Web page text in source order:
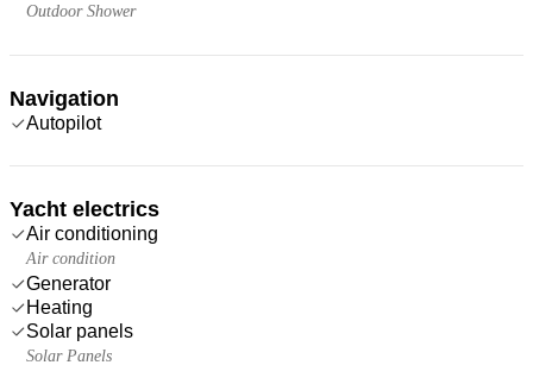
Outdoor Shower
Navigation
Autopilot
Yacht electrics
Air conditioning
Air condition
Generator
Heating
Solar panels
Solar Panels